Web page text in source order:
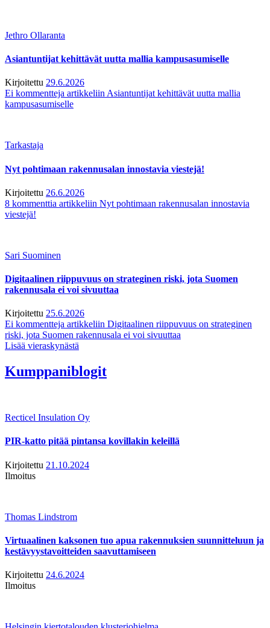
Jethro Ollaranta
Asiantuntijat kehittävät uutta mallia kampusasumiselle
Kirjoitettu 29.6.2026
Ei kommentteja artikkeliin Asiantuntijat kehittävät uutta mallia
kampusasumiselle
Tarkastaja
Nyt pohtimaan rakennusalan innostavia viestejä!
Kirjoitettu 26.6.2026
8 kommenttia artikkeliin Nyt pohtimaan rakennusalan innostavia
viestejä!
Sari Suominen
Digitaalinen riippuvuus on strateginen riski, jota Suomen
rakennusala ei voi sivuuttaa
Kirjoitettu 25.6.2026
Ei kommentteja artikkeliin Digitaalinen riippuvuus on strateginen
riski, jota Suomen rakennusala ei voi sivuuttaa
Lisää vieraskynästä
Kumppaniblogit
Recticel Insulation Oy
PIR-katto pitää pintansa kovillakin keleillä
Kirjoitettu 21.10.2024
Ilmoitus
Thomas Lindstrom
Virtuaalinen kaksonen tuo apua rakennuksien suunnitteluun ja
kestävyystavoitteiden saavuttamiseen
Kirjoitettu 24.6.2024
Ilmoitus